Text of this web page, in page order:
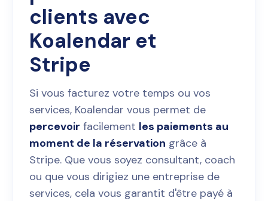
clients avec
Koalendar et
Stripe
Si vous facturez votre temps ou vos
services, Koalendar vous permet de
percevoir facilement les paiements au
moment de la réservation grâce à
Stripe. Que vous soyez consultant, coach
ou que vous dirigiez une entreprise de
services, cela vous garantit d'être payé à